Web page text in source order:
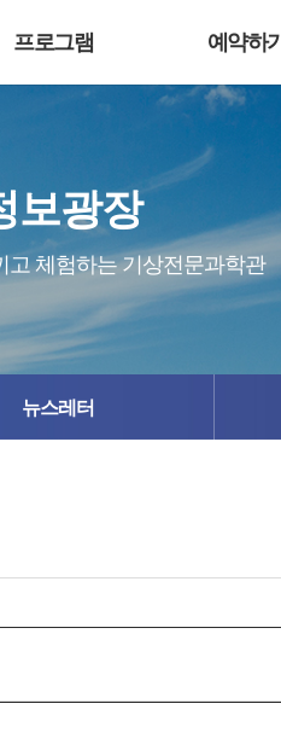
프로그램 예약하기
보광장
고 체험하는 기상전문과학관
뉴스레터